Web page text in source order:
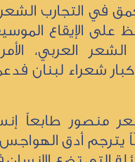
في التجارب
على الإيقاع
العربي،
شعراء لبنان
منصور طابعاً
يترجم أدق الهواجس